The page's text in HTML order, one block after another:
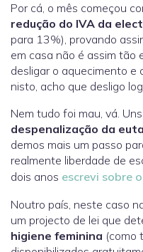
Por cá, o mês começou
redução do IVA da
para 13%), provando
em casa não é assim tão
desligar o aquecimento e
nisto, acho que desligo
Nem tudo foi mau, vá.
despenalização da
demos mais um passo
realmente liberdade de
dois anos escrevi sobre
Noutro país, neste caso
um projecto de lei que
higiene feminina (como